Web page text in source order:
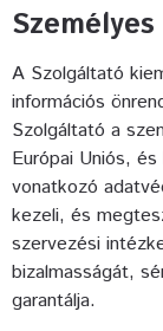
A Szolgáltató
információs
Szolgáltató a
Európai Uniós,
vonatkozó
kezeli, és
szervezési
bizalmasságát,
garantálja.